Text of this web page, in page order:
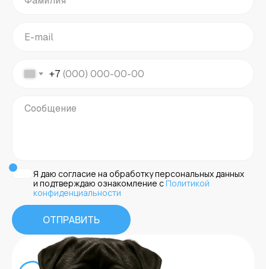
+7
Я даю согласие на обработку персональных данных
и подтверждаю ознакомление сПолитикой
конфиденциальности
ОТПРАВИТЬ